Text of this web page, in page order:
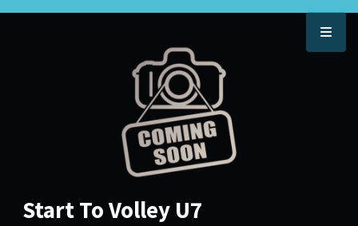
Start To Volley U7